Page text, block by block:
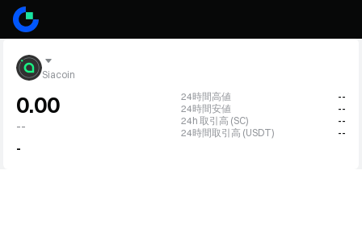
Siacoin
0.00
--
-
24時間高値
--
24時間安値
--
24h 取引高 (SC)
--
24時間取引高 (USDT)
--